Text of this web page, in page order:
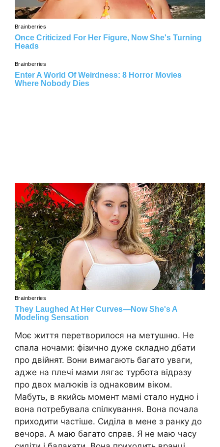
Моє життя перетворилося на метушню. Не
спала ночами: фізично дуже складно дбати
про двійнят. Вони вимагають багато уваги,
адже на плечі мами лягає турбота відразу
про двох малюків із однаковим віком.
Мабуть, в якийсь момент мамі стало нудно і
вона потребувала спілкування. Вона почала
приходити частіше. Сиділа в мене з ранку до
вечора. А маю багато справ. Я не маю часу